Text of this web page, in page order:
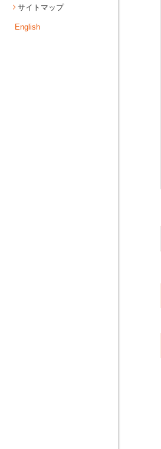
サイトマップ
English